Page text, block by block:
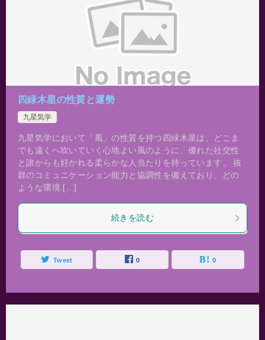
四緑木星の性質と運勢
九星気学
九星気学において「風」の性質を持つ四緑木星は、どこま
でも遠くへ吹いていく心地よい風のように、優れた社交性
と誰からも好かれる柔らかな人当たりを持っています。 抜
群のコミュニケーション能力と協調性を備えており、どの
ような環境 […]
続きを読む
Tweet 0 0